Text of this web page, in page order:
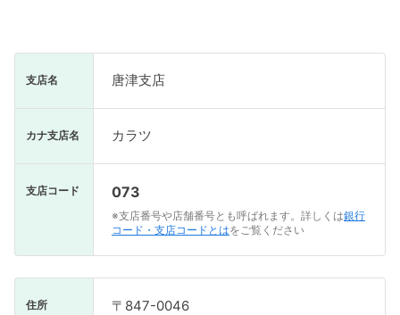
支店名 唐津支店
カナ支店名 カラツ
支店コード 073
※支店番号や店舗番号とも呼ばれます。詳しくは銀行
コード・支店コードとはをご覧ください
住所
〒847-0046